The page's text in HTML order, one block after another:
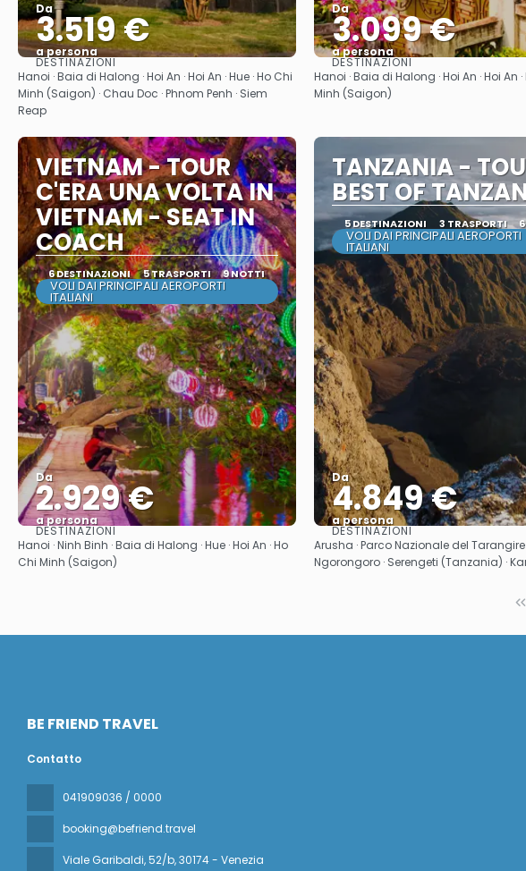
Da
3.519 €
a persona
Vedere
DESTINAZIONI
Hanoi · Baia di Halong · Hoi An · Hoi An · Hue · Ho Chi
Minh (Saigon) · Chau Doc · Phnom Penh · Siem
Reap
Da
3.099 €
a persona
Vedere
DESTINAZIONI
Hanoi · Baia di Halong · Hoi An · Hoi An ·
Minh (Saigon)
VIETNAM - TOUR
C'ERA UNA VOLTA IN
VIETNAM - SEAT IN
COACH
6 DESTINAZIONI 5 TRASPORTI 9 NOTTI
VOLI DAI PRINCIPALI AEROPORTI
ITALIANI
Da
2.929 €
a persona
Vedere
DESTINAZIONI
Hanoi · Ninh Binh · Baia di Halong · Hue · Hoi An · Ho
Chi Minh (Saigon)
TANZANIA -
BEST OF
5 DESTINAZIONI 3 TRASPORTI
VOLI DAI PRINCIPALI AEROPORTI
ITALIANI
Da
4.849 €
a persona
Vedere
DESTINAZIONI
Arusha · Parco Nazionale del Tarangire
Ngorongoro · Serengeti (Tanzania) ·
BE FRIEND TRAVEL
Contatto
041909036 / 0000
booking@befriend.travel
Viale Garibaldi, 52/b, 30174 - Venezia